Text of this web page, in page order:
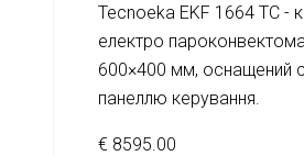
Tecnoeka EKF 1664 TC -
електро
600×400 мм, оснащений
панеллю керування.
€ 8595.00